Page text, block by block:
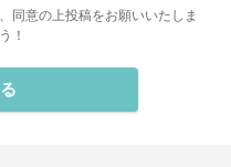
同意の上投稿をお願いいたしま
！